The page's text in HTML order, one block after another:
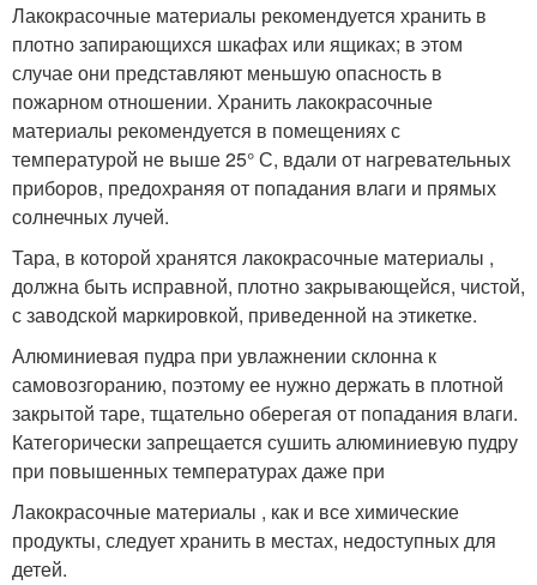
Лакокрасочные материалы рекомендуется хранить в
плотно запирающихся шкафах или ящиках; в этом
случае они представляют меньшую опасность в
пожарном отношении. Хранить лакокрасочные
материалы рекомендуется в помещениях с
температурой не выше 25° С, вдали от нагревательных
приборов, предохраняя от попадания влаги и прямых
солнечных лучей.
Тара, в которой хранятся лакокрасочные материалы ,
должна быть исправной, плотно закрывающейся, чистой,
с заводской маркировкой, приведенной на этикетке.
Алюминиевая пудра при увлажнении склонна к
самовозгоранию, поэтому ее нужно держать в плотной
закрытой таре, тщательно оберегая от попадания влаги.
Категорически запрещается сушить алюминиевую пудру
при повышенных температурах даже при
Лакокрасочные материалы , как и все химические
продукты, следует хранить в местах, недоступных для
детей.